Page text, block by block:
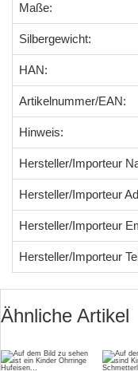
Maße:
Silbergewicht:
HAN:
Artikelnummer/EAN:
Hinweis:
Hersteller/Importeur
Hersteller/Importeur
Hersteller/Importeur
Hersteller/Importeur
Ähnliche Artikel